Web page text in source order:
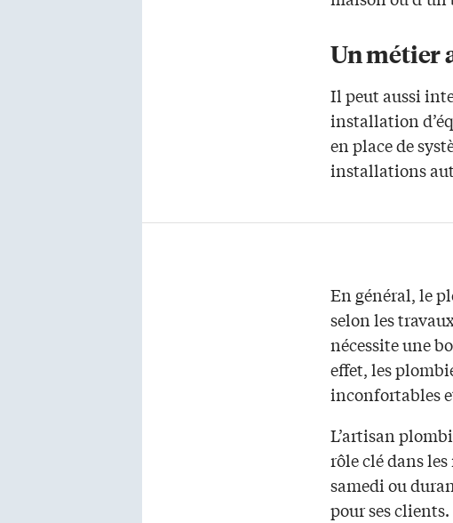
Un métier
Il peut aussi
installation
en place de
installations
En général, le
selon les
nécessite une
effet, les
inconfortables
L’artisan
rôle clé dans
samedi ou
pour ses clients.